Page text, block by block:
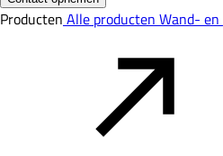
Producten Alle producten Wand-